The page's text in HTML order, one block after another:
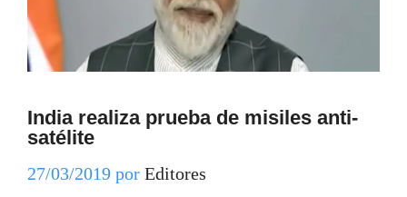
India realiza prueba de misiles anti-
satélite
27/03/2019 por Editores